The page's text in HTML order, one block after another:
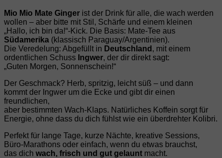
Mio Mio Mate Ginger ist der Drink für alle, die wach werden
wollen – aber bitte mit Stil, Schärfe und einem kleinen
„Hallo, ich bin da!“-Kick. Die Basis: Mate‑Tee aus
Südamerika (klassisch Paraguay/Argentinien).
Die Veredelung: Abgefüllt in Deutschland , mit einem
ordentlichen Schuss Ingwer, der dir direkt sagt:
„Guten Morgen, Sonnenschein!“
Der Geschmack? Herb, spritzig, leicht süß – und dann
kommt der Ingwer um die Ecke und gibt dir einen
freundlichen,
aber bestimmten Wach‑Klaps. Natürliches Koffein sorgt für
Energie, ohne dass du dich fühlst wie ein überdrehter Kolibri.
Perfekt für lange Tage, kurze Nächte, kreative Sessions,
Büro‑Marathons oder einfach, wenn du etwas brauchst,
das dich wach, frisch und gut gelaunt macht.